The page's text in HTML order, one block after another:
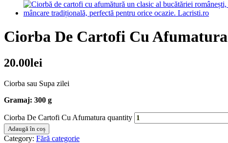
Ciorba De Cartofi Cu Afumatura
20.00lei
Ciorba sau Supa zilei
Gramaj: 300 g
Ciorba De Cartofi Cu Afumatura quantity
Adaugă în coș
Category: Fără categorie